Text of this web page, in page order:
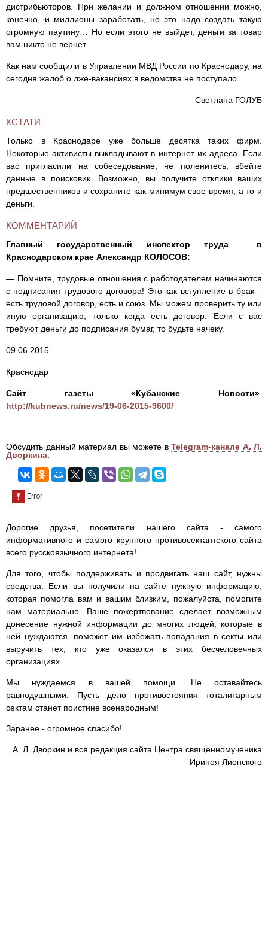
дистрибьюторов. При желании и должном отношении можно,
конечно, и миллионы заработать, но это надо создать такую
огромную паутину… Но если этого не выйдет, деньги за товар
вам никто не вернет.
Как нам сообщили в Управлении МВД России по Краснодару, на
сегодня жалоб о лже-вакансиях в ведомства не поступало.
Светлана ГОЛУБ
КСТАТИ
Только в Краснодаре уже больше десятка таких фирм.
Некоторые активисты выкладывают в интернет их адреса. Если
вас пригласили на собеседование, не поленитесь, вбейте
данные в поисковик. Возможно, вы получите отклики ваших
предшественников и сохраните как минимум свое время, а то и
деньги.
КОММЕНТАРИЙ
Главный государственный инспектор труда в
Краснодарском крае Александр КОЛОСОВ:
— Помните, трудовые отношения с работодателем начинаются
с подписания трудового договора! Это как вступление в брак –
есть трудовой договор, есть и союз. Мы можем проверить ту или
иную организацию, только когда есть договор. Если с вас
требуют деньги до подписания бумаг, то будьте начеку.
09.06.2015
Краснодар
Сайт газеты «Кубанские Новости»
http://kubnews.ru/news/19-06-2015-9600/
Обсудить данный материал вы можете в Telegram-канале А. Л.
Дворкина.
Дорогие друзья, посетители нашего сайта - самого
информативного и самого крупного противосектантского сайта
всего русскоязычного интернета!
Для того, чтобы поддерживать и продвигать наш сайт, нужны
средства. Если вы получили на сайте нужную информацию,
которая помогла вам и вашим близким, пожалуйста, помогите
нам материально. Ваше пожертвование сделает возможным
донесение нужной информации до многих людей, которые в
ней нуждаются, поможет им избежать попадания в секты или
выручить тех, кто уже оказался в этих бесчеловечных
организациях.
Мы нуждаемся в вашей помощи. Не оставайтесь
равнодушными. Пусть дело противостояния тоталитарным
сектам станет поистине всенародным!
Заранее - огромное спасибо!
А. Л. Дворкин и вся редакция сайта Центра священномученика
Иринея Лионского